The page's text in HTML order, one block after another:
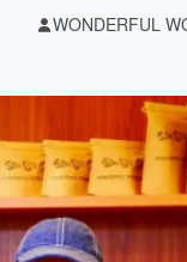
音楽
ゲーム・サービス開
WONDERFUL